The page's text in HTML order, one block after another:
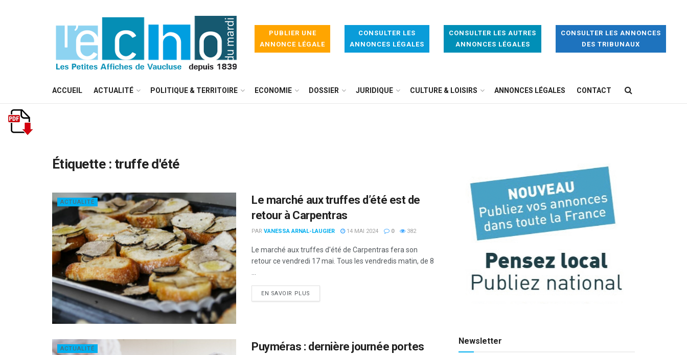
PUBLIER UNE
ANNONCE LÉGALE
CONSULTER LES
ANNONCES LÉGALES
CONSULTER LES AUTRES
ANNONCES LÉGALES
CONSULTER LES ANNONCES
DES TRIBUNAUX
ACCUEIL ACTUALITÉ POLITIQUE & TERRITOIRE ECONOMIE DOSSIER JURIDIQUE CULTURE & LOISIRS ANNONCES LÉGALES CONTACT
Étiquette : truffe d'été
ACTUALITÉ
Le marché aux truffes d’été est de
retour à Carpentras
PAR VANESSA ARNAL-LAUGIER 14 MAI 2024 0 382
Le marché aux truffes d'été de Carpentras fera son
retour ce vendredi 17 mai. Tous les vendredis matin, de 8
EN SAVOIR PLUS
ACTUALITÉ
Puyméras : dernière journée portes
Newsletter